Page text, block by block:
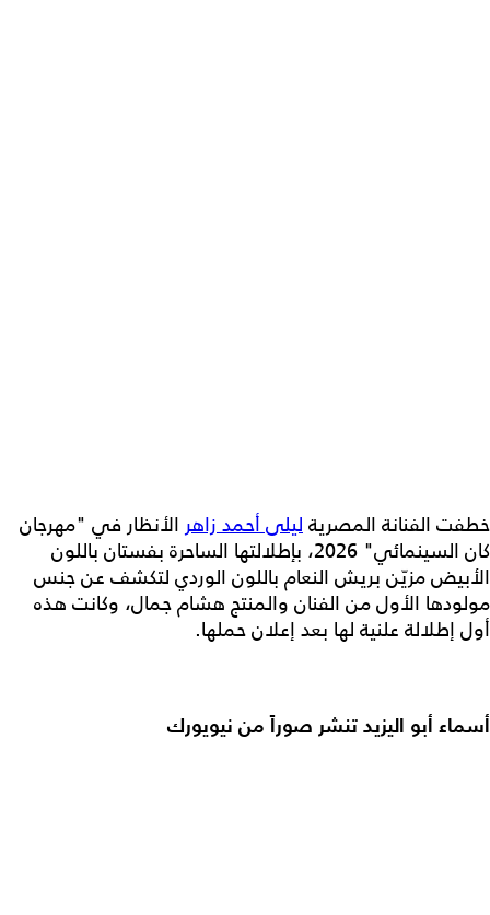
خطفت الفنانة المصريةليلى أحمد زاهر الأنظار في "مهرجان
كان السينمائي" 2026، بإطلالتها الساحرة بفستان باللون
الأبيض مزيّن بريش النعام باللون الوردي لتكشف عن جنس
مولودها الأول من الفنان والمنتج هشام جمال، وكانت هذه
أول إطلالة علنية لها بعد إعلان حملها.
أسماء أبو اليزيد تنشر صوراً من نيويورك